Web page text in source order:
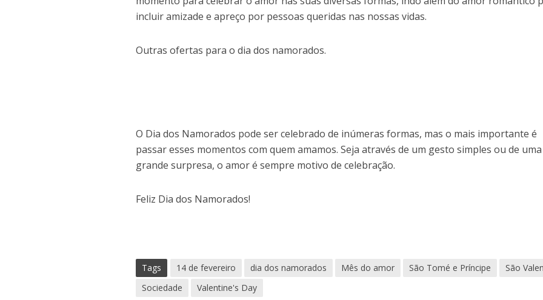
incluir amizade e apreço por pessoas queridas nas nossas vidas.
Outras ofertas para o dia dos namorados.
O Dia dos Namorados pode ser celebrado de inúmeras formas, mas o mais importante é
passar esses momentos com quem amamos. Seja através de um gesto simples ou de uma
grande surpresa, o amor é sempre motivo de celebração.
Feliz Dia dos Namorados!
Tags 14 de fevereiro dia dos namorados Mês do amor São Tomé e Príncipe
São
Sociedade
Valentine's Day